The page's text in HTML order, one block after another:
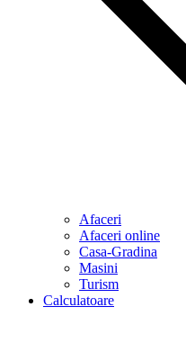
Afaceri
Afaceri online
Casa-Gradina
Masini
Turism
Calculatoare